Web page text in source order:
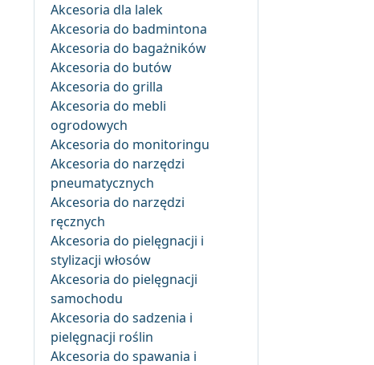
Akcesoria dla lalek
Akcesoria do badmintona
Akcesoria do bagażników
Akcesoria do butów
Akcesoria do grilla
Akcesoria do mebli
ogrodowych
Akcesoria do monitoringu
Akcesoria do narzędzi
pneumatycznych
Akcesoria do narzędzi
ręcznych
Akcesoria do pielęgnacji i
stylizacji włosów
Akcesoria do pielęgnacji
samochodu
Akcesoria do sadzenia i
pielęgnacji roślin
Akcesoria do spawania i